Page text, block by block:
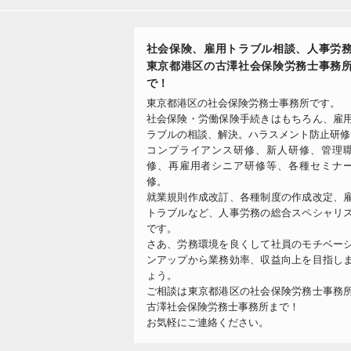
社会保険、雇用トラブル相談、人事労
東京都港区の古澤社会保険労務士事務
で！
東京都港区の社会保険労務士事務所です。
社会保険・労働保険手続きはもちろん、雇
ラブルの相談、解決。ハラスメント防止研修
コンプライアンス研修、新人研修、管理
修、再雇用者シニア研修等、各種セミナ
修。
就業規則作成改訂、各種制度の作成改定、
トラブルなど、人事労務の総合スペシャリ
です。
さあ、労務環境を良くして社員のモチベー
ンアップから業務効率、収益向上を目指し
ょう。
ご相談は東京都港区の社会保険労務士事務
古澤社会保険労務士事務所まで！
お気軽にご連絡ください。